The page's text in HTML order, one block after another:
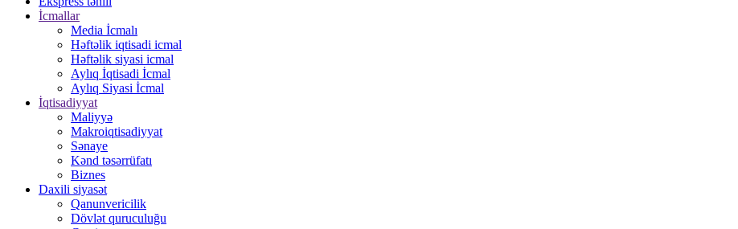
İcmallar
Media İcmalı
Həftəlik iqtisadi icmal
Həftəlik siyasi icmal
Aylıq İqtisadi İcmal
Aylıq Siyasi İcmal
İqtisadiyyat
Maliyyə
Makroiqtisadiyyat
Sənaye
Kənd təsərrüfatı
Biznes
Daxili siyasət
Qanunvericilik
Dövlət quruculuğu